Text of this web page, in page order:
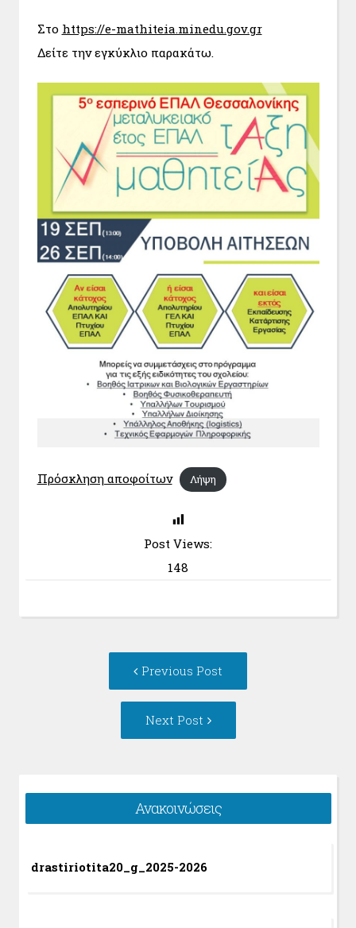
Στο https://e-mathiteia.minedu.gov.gr
Δείτε την εγκύκλιο παρακάτω.
Πρόσκληση αποφοίτων Λήψη
Post Views:
148
Previous Post
Next Post
Post:
Ανακοινώσεις
drastiriotita20_g_2025-2026